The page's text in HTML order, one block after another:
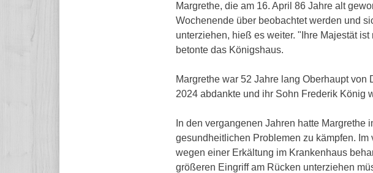
Margrethe, die am 16. April 86 Jahre alt
Wochenende über beobachtet werden und
unterziehen, hieß es weiter. "Ihre Majestät
betonte das Königshaus.
Margrethe war 52 Jahre lang Oberhaupt von
2024 abdankte und ihr Sohn Frederik König
In den vergangenen Jahren hatte Margrethe
gesundheitlichen Problemen zu kämpfen.
wegen einer Erkältung im Krankenhaus
größeren Eingriff am Rücken unterziehen